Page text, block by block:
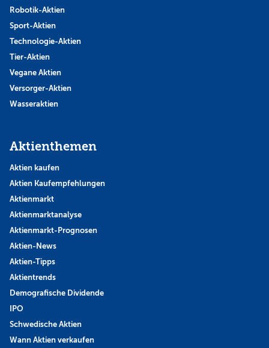
Robotik-Aktien
Sport-Aktien
Technologie-Aktien
Tier-Aktien
Vegane Aktien
Versorger-Aktien
Wasseraktien
Aktienthemen
Aktien kaufen
Aktien Kaufempfehlungen
Aktienmarkt
Aktienmarktanalyse
Aktienmarkt-Prognosen
Aktien-News
Aktien-Tipps
Aktientrends
Demografische Dividende
IPO
Schwedische Aktien
Wann Aktien verkaufen